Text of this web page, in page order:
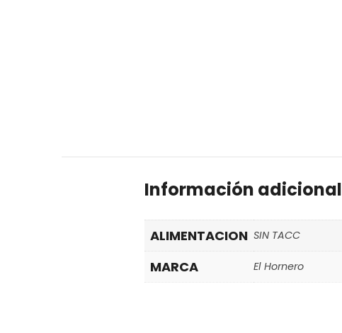
Información adicional
ALIMENTACION SIN TACC
MARCA El Hornero